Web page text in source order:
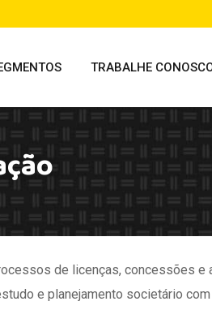
TRABALHE
de licenças, concessões e
e planejamento societário